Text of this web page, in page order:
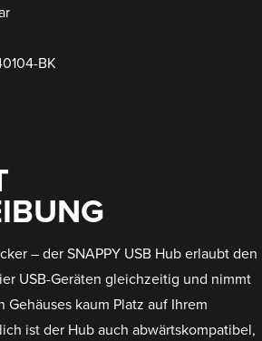
BK
– der SNAPPY USB Hub erlaubt den
USB-Geräten gleichzeitig und nimmt
kaum Platz auf Ihrem
ist der Hub auch abwärtskompatibel,